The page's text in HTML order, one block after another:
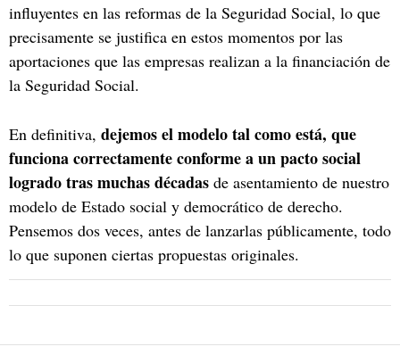
influyentes en las reformas de la Seguridad Social, lo que
precisamente se justifica en estos momentos por las
aportaciones que las empresas realizan a la financiación de
la Seguridad Social.
En definitiva, dejemos el modelo tal como está, que
funciona correctamente conforme a un pacto social
logrado tras muchas décadas de asentamiento de nuestro
modelo de Estado social y democrático de derecho.
Pensemos dos veces, antes de lanzarlas públicamente, todo
lo que suponen ciertas propuestas originales.